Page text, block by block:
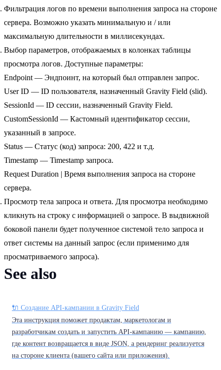
Фильтрация логов по времени выполнения запроса на стороне
сервера. Возможно указать минимальную и / или
максимальную длительности в миллисекундах.
Выбор параметров, отображаемых в колонках таблицы
просмотра логов. Доступные параметры:
Endpoint — Эндпоинт, на который был отправлен запрос.
User ID — ID пользователя, назначенный Gravity Field (slid).
SessionId — ID сессии, назначенный Gravity Field.
CustomSessionId — Кастомный идентификатор сессии,
указанный в запросе.
Status — Статус (код) запроса: 200, 422 и т.д.
Timestamp — Timestamp запроса.
Request Duration | Время выполнения запроса на стороне
сервера.
Просмотр тела запроса и ответа. Для просмотра необходимо
кликнуть на строку с информацией о запросе. В выдвижной
боковой панели будет полученное системой тело запроса и
ответ системы на данный запрос (если применимо для
просматриваемого запроса).
See also
🔌 Создание API-кампании в Gravity Field
Эта инструкция поможет продактам, маркетологам и
разработчикам создать и запустить API-кампанию — кампанию,
где контент возвращается в виде JSON, а рендеринг реализуется
на стороне клиента (вашего сайта или приложения).